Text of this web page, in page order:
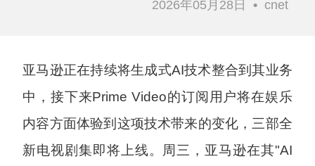
2026年05月28日
• cnet
亚马逊正在持续将生成式AI技术整合到其业务
中，接下来Prime Video的订阅用户将在娱乐
内容方面体验到这项技术带来的变化，三部全
新电视剧集即将上线。周三，亚马逊在其"AI